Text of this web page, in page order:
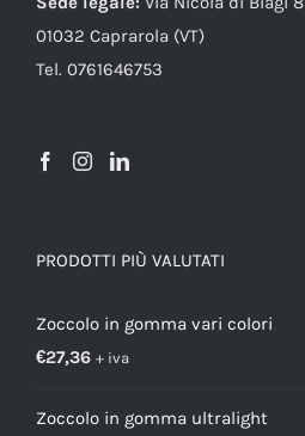
01032 Caprarola (VT)
Tel. 0761646753
PRODOTTI PIÙ VALUTATI
Zoccolo in gomma vari colori
€27,36 + iva
Zoccolo in gomma ultralight